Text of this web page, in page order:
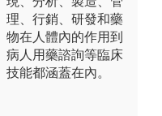
理、行銷、研發和藥
物在人體內的作用到
病人用藥諮詢等臨床
技能都涵蓋在內。